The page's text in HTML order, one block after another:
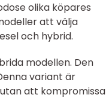
olika köpares
att välja
och hybrid.
modellen. Den
variant är
att kompromissa